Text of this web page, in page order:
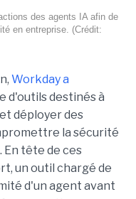
des agents IA afin de
en entreprise. (Crédit:
Workday a
d'outils destinés à
déployer des
la sécurité
tête de ces
un outil chargé de
d'un agent avant